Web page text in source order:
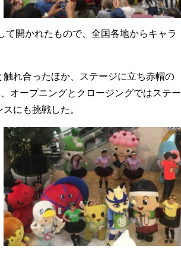
開かれたもので、全国各地からキャラ
れ合ったほか、ステージに立ち赤帽の
オープニングとクロージングではステー
にも挑戦した。